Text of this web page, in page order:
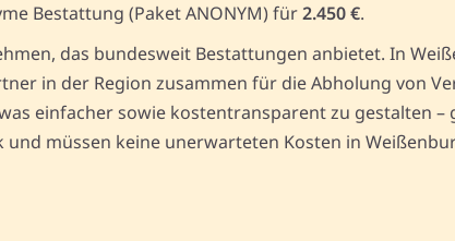
Bestattung (Paket ANONYM) für2.450 €.
das bundesweit Bestattungen anbietet. In
in der Region zusammen für die Abholung von
einfacher sowie kostentransparent zu gestalten
müssen keine unerwarteten Kosten in